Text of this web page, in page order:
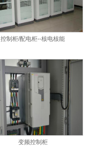
控制柜/配电柜--核电核能
变频控制柜